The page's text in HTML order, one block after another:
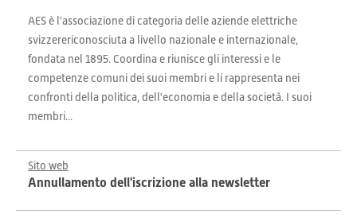
AES è l'associazione di categoria delle aziende elettriche
svizzerericonosciuta a livello nazionale e internazionale,
fondata nel 1895. Coordina e riunisce gli interessi e le
competenze comuni dei suoi membri e li rappresenta nei
confronti della politica, dell'economia e della società. I suoi
membri...
Sito web
Annullamento dell'iscrizione alla newsletter